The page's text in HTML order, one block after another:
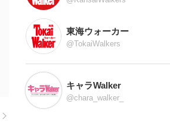
東海ウォーカー
@TokaiWalkers
キャラWalker
@chara_walker_